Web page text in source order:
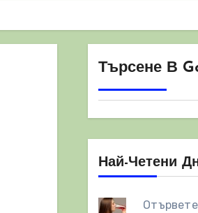
Търсене В
Най-Четени